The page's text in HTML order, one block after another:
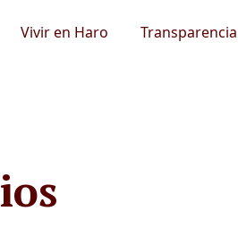
Vivir en Haro Transparencia